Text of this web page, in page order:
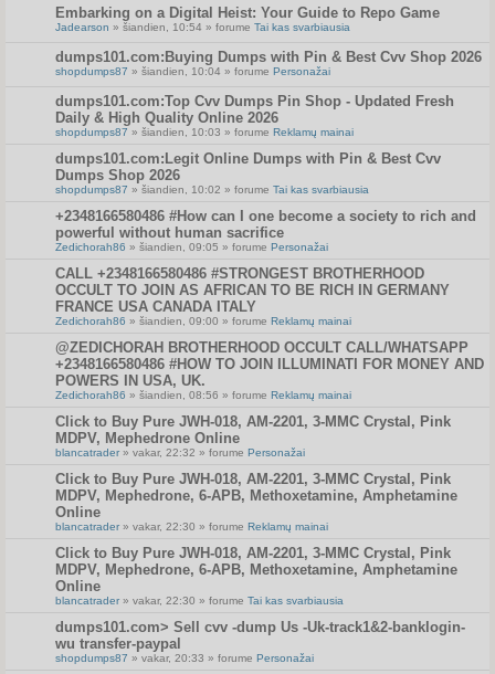
Embarking on a Digital Heist: Your Guide to Repo Game
Jadearson » šiandien, 10:54 » forume Tai kas svarbiausia
dumps101.com:Buying Dumps with Pin & Best Cvv Shop 2026
shopdumps87 » šiandien, 10:04 » forume Personažai
dumps101.com:Top Cvv Dumps Pin Shop - Updated Fresh
Daily & High Quality Online 2026
shopdumps87 » šiandien, 10:03 » forume Reklamų mainai
dumps101.com:Legit Online Dumps with Pin & Best Cvv
Dumps Shop 2026
shopdumps87 » šiandien, 10:02 » forume Tai kas svarbiausia
+2348166580486 #How can I one become a society to rich and
powerful without human sacrifice
Zedichorah86 » šiandien, 09:05 » forume Personažai
CALL +2348166580486 #STRONGEST BROTHERHOOD
OCCULT TO JOIN AS AFRICAN TO BE RICH IN GERMANY
FRANCE USA CANADA ITALY
Zedichorah86 » šiandien, 09:00 » forume Reklamų mainai
@ZEDICHORAH BROTHERHOOD OCCULT CALL/WHATSAPP
+2348166580486 #HOW TO JOIN ILLUMINATI FOR MONEY AND
POWERS IN USA, UK.
Zedichorah86 » šiandien, 08:56 » forume Reklamų mainai
Click to Buy Pure JWH-018, AM-2201, 3-MMC Crystal, Pink
MDPV, Mephedrone Online
blancatrader » vakar, 22:32 » forume Personažai
Click to Buy Pure JWH-018, AM-2201, 3-MMC Crystal, Pink
MDPV, Mephedrone, 6-APB, Methoxetamine, Amphetamine
Online
blancatrader » vakar, 22:30 » forume Reklamų mainai
Click to Buy Pure JWH-018, AM-2201, 3-MMC Crystal, Pink
MDPV, Mephedrone, 6-APB, Methoxetamine, Amphetamine
Online
blancatrader » vakar, 22:30 » forume Tai kas svarbiausia
dumps101.com> Sell cvv -dump Us -Uk-track1&2-banklogin-
wu transfer-paypal
shopdumps87 » vakar, 20:33 » forume Personažai